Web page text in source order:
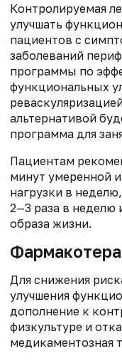
Контролируемая
улучшать
пациентов с
заболеваний
программы по
функциональных
альтернативой
программа для
Пациентам
минут умеренной
нагрузки в
2—3 раза в неделю
образа жизни.
Для снижения
улучшения
дополнение к
физкультуре и
медикаментозная